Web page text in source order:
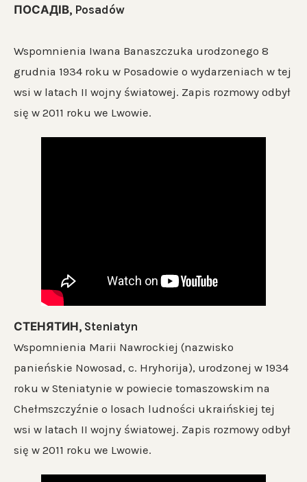
ПОСАДІВ, Posadów
Wspomnienia Iwana Banaszczuka urodzonego 8
grudnia 1934 roku w Posadowie o wydarzeniach w tej
wsi w latach II wojny światowej. Zapis rozmowy odbył
się w 2011 roku we Lwowie.
СТЕНЯТИН, Steniatyn
Wspomnienia Marii Nawrockiej (nazwisko
panieńskie Nowosad, c. Hryhorija), urodzonej w 1934
roku w Steniatynie w powiecie tomaszowskim na
Chełmszczyźnie o losach ludności ukraińskiej tej
wsi w latach II wojny światowej. Zapis rozmowy odbył
się w 2011 roku we Lwowie.